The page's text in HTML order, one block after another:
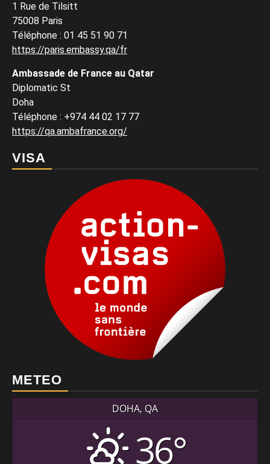
1 Rue de Tilsitt
75008 Paris
Téléphone : 01 45 51 90 71
https://paris.embassy.qa/fr
Ambassade de France au Qatar
Diplomatic St
Doha
Téléphone : +974 44 02 17 77
https://qa.ambafrance.org/
VISA
METEO
DOHA, QA
36°